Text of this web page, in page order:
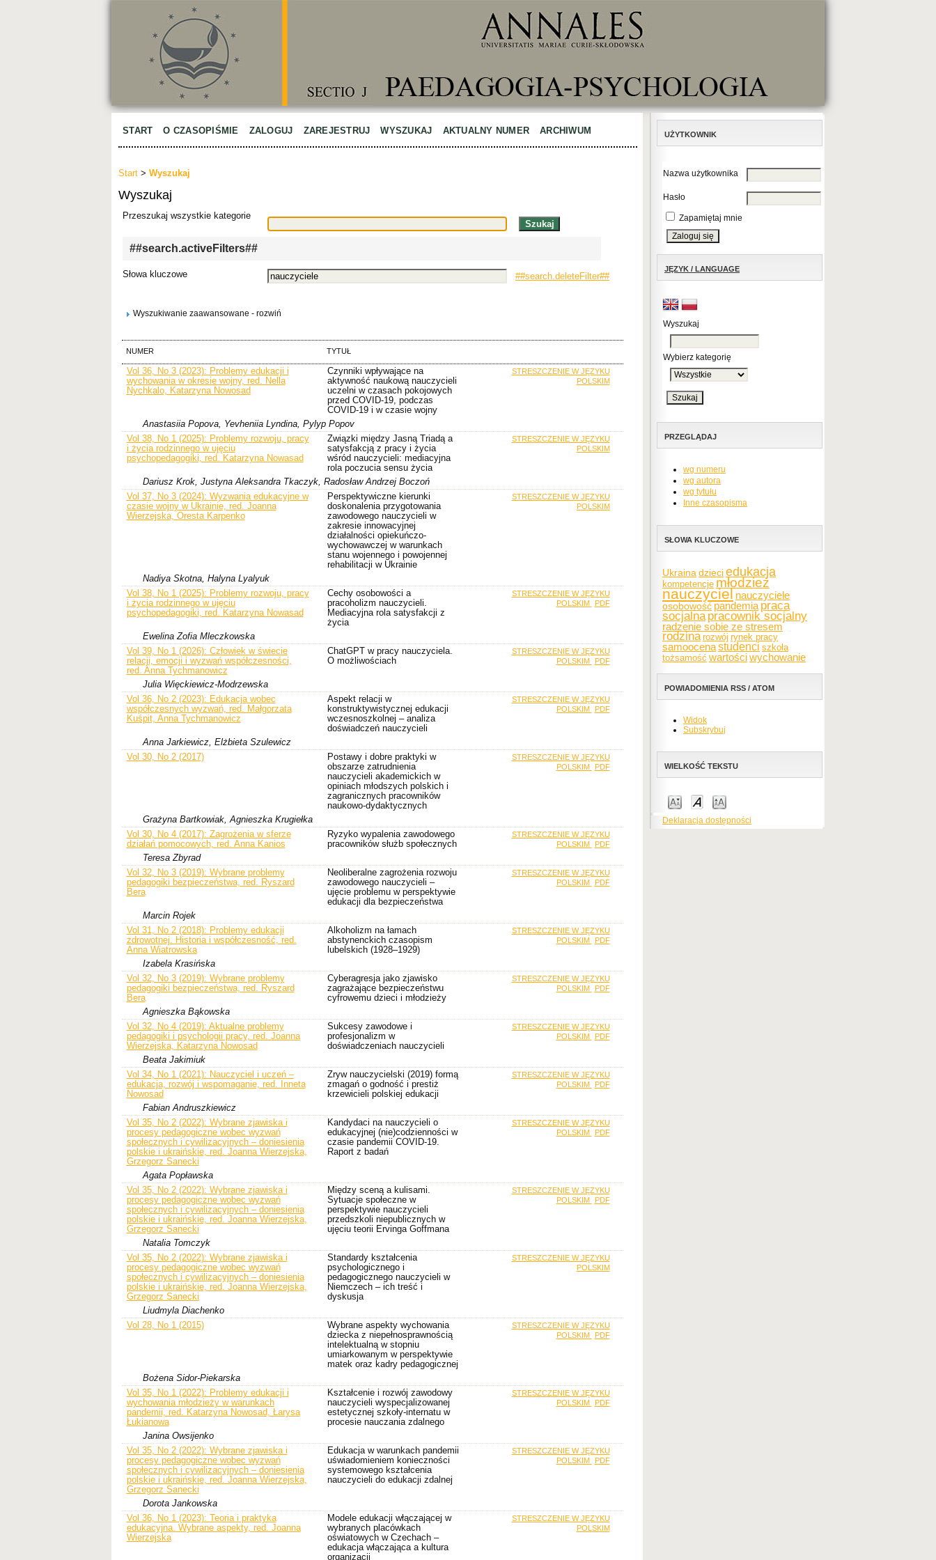
UŻYTKOWNIK
Nazwa użytkownika
Hasło
Zapamiętaj mnie
JĘZYK / LANGUAGE
Wyszukaj
Wybierz kategorię
PRZEGLĄDAJ
wg numeru
wg autora
wg tytułu
Inne czasopisma
SŁOWA KLUCZOWE
Ukraina dzieci edukacja
kompetencje młodzież
nauczyciel nauczyciele
osobowość pandemia praca
socjalna pracownik socjalny
radzenie sobie ze stresem
rodzina rozwój rynek pracy
samoocenastudenci szkoła
tożsamość wartościwychowanie
POWIADOMIENIA RSS / ATOM
Widok
Subskrybuj
WIELKOŚĆ TEKSTU
Deklaracja dostępności
START O CZASOPIŚMIE ZALOGUJ ZAREJESTRUJ WYSZUKAJ AKTUALNY NUMER ARCHIWUM
Start > Wyszukaj
Wyszukaj
Przeszukaj wszystkie kategorie
##search.activeFilters##
Słowa kluczowe ##search.deleteFilter##
Wyszukiwanie zaawansowane - rozwiń
NUMER TYTUŁ
Vol 36, No 3 (2023): Problemy edukacji i
wychowania w okresie wojny, red. Nella
Nychkalo, Katarzyna Nowosad
Czynniki wpływające na
aktywność naukową nauczycieli
uczelni w czasach pokojowych
przed COVID-19, podczas
COVID-19 i w czasie wojny
STRESZCZENIE W JĘZYKU
POLSKIM
Anastasiia Popova, Yevheniia Lyndina, Pylyp Popov
Vol 38, No 1 (2025): Problemy rozwoju, pracy
i życia rodzinnego w ujęciu
psychopedagogiki, red. Katarzyna Nowasad
Związki między Jasną Triadą a
satysfakcją z pracy i życia
wśród nauczycieli: mediacyjna
rola poczucia sensu życia
STRESZCZENIE W JĘZYKU
POLSKIM
Dariusz Krok, Justyna Aleksandra Tkaczyk, Radosław Andrzej Boczoń
Vol 37, No 3 (2024): Wyzwania edukacyjne w
czasie wojny w Ukrainie, red. Joanna
Wierzejska, Oresta Karpenko
Perspektywiczne kierunki
doskonalenia przygotowania
zawodowego nauczycieli w
zakresie innowacyjnej
działalności opiekuńczo-
wychowawczej w warunkach
stanu wojennego i powojennej
rehabilitacji w Ukrainie
STRESZCZENIE W JĘZYKU
POLSKIM
Nadiya Skotna, Halyna Lyalyuk
Vol 38, No 1 (2025): Problemy rozwoju, pracy
i życia rodzinnego w ujęciu
psychopedagogiki, red. Katarzyna Nowasad
Cechy osobowości a
pracoholizm nauczycieli.
Mediacyjna rola satysfakcji z
życia
STRESZCZENIE W JĘZYKU
POLSKIM
PDF
Ewelina Zofia Mleczkowska
Vol 39, No 1 (2026): Człowiek w świecie
relacji, emocji i wyzwań współczesności,
red. Anna Tychmanowicz
ChatGPT w pracy nauczyciela.
O możliwościach
STRESZCZENIE W JĘZYKU
POLSKIM
PDF
Julia Więckiewicz-Modrzewska
Vol 36, No 2 (2023): Edukacja wobec
współczesnych wyzwań, red. Małgorzata
Kuśpit, Anna Tychmanowicz
Aspekt relacji w
konstruktywistycznej edukacji
wczesnoszkolnej – analiza
doświadczeń nauczycieli
STRESZCZENIE W JĘZYKU
POLSKIM
PDF
Anna Jarkiewicz, Elżbieta Szulewicz
Vol 30, No 2 (2017)
Postawy i dobre praktyki w
obszarze zatrudnienia
nauczycieli akademickich w
opiniach młodszych polskich i
zagranicznych pracowników
naukowo-dydaktycznych
STRESZCZENIE W JĘZYKU
POLSKIM
PDF
Grażyna Bartkowiak, Agnieszka Krugiełka
Vol 30, No 4 (2017): Zagrożenia w sferze
działań pomocowych, red. Anna Kanios
Ryzyko wypalenia zawodowego
pracowników służb społecznych
STRESZCZENIE W JĘZYKU
POLSKIM
PDF
Teresa Zbyrad
Vol 32, No 3 (2019): Wybrane problemy
pedagogiki bezpieczeństwa, red. Ryszard
Bera
Neoliberalne zagrożenia rozwoju
zawodowego nauczycieli –
ujęcie problemu w perspektywie
edukacji dla bezpieczeństwa
STRESZCZENIE W JĘZYKU
POLSKIM
PDF
Marcin Rojek
Vol 31, No 2 (2018): Problemy edukacji
zdrowotnej. Historia i współczesność, red.
Anna Wiatrowska
Alkoholizm na łamach
abstynenckich czasopism
lubelskich (1928–1929)
STRESZCZENIE W JĘZYKU
POLSKIM
PDF
Izabela Krasińska
Vol 32, No 3 (2019): Wybrane problemy
pedagogiki bezpieczeństwa, red. Ryszard
Bera
Cyberagresja jako zjawisko
zagrażające bezpieczeństwu
cyfrowemu dzieci i młodzieży
STRESZCZENIE W JĘZYKU
POLSKIM
PDF
Agnieszka Bąkowska
Vol 32, No 4 (2019): Aktualne problemy
pedagogiki i psychologii pracy, red. Joanna
Wierzejska, Katarzyna Nowosad
Sukcesy zawodowe i
profesjonalizm w
doświadczeniach nauczycieli
STRESZCZENIE W JĘZYKU
POLSKIM
PDF
Beata Jakimiuk
Vol 34, No 1 (2021): Nauczyciel i uczeń –
edukacja, rozwój i wspomaganie, red. Inneta
Nowosad
Zryw nauczycielski (2019) formą
zmagań o godność i prestiż
krzewicieli polskiej edukacji
STRESZCZENIE W JĘZYKU
POLSKIM
PDF
Fabian Andruszkiewicz
Vol 35, No 2 (2022): Wybrane zjawiska i
procesy pedagogiczne wobec wyzwań
społecznych i cywilizacyjnych – doniesienia
polskie i ukraińskie, red. Joanna Wierzejska,
Grzegorz Sanecki
Kandydaci na nauczycieli o
edukacyjnej (nie)codzienności w
czasie pandemii COVID-19.
Raport z badań
STRESZCZENIE W JĘZYKU
POLSKIM
PDF
Agata Popławska
Vol 35, No 2 (2022): Wybrane zjawiska i
procesy pedagogiczne wobec wyzwań
społecznych i cywilizacyjnych – doniesienia
polskie i ukraińskie, red. Joanna Wierzejska,
Grzegorz Sanecki
Między sceną a kulisami.
Sytuacje społeczne w
perspektywie nauczycieli
przedszkoli niepublicznych w
ujęciu teorii Ervinga Goffmana
STRESZCZENIE W JĘZYKU
POLSKIM
PDF
Natalia Tomczyk
Vol 35, No 2 (2022): Wybrane zjawiska i
procesy pedagogiczne wobec wyzwań
społecznych i cywilizacyjnych – doniesienia
polskie i ukraińskie, red. Joanna Wierzejska,
Grzegorz Sanecki
Standardy kształcenia
psychologicznego i
pedagogicznego nauczycieli w
Niemczech – ich treść i
dyskusja
STRESZCZENIE W JĘZYKU
POLSKIM
Liudmyla Diachenko
Vol 28, No 1 (2015)
Wybrane aspekty wychowania
dziecka z niepełnosprawnością
intelektualną w stopniu
umiarkowanym w perspektywie
matek oraz kadry pedagogicznej
STRESZCZENIE W JĘZYKU
POLSKIM
PDF
Bożena Sidor-Piekarska
Vol 35, No 1 (2022): Problemy edukacji i
wychowania młodzieży w warunkach
pandemii, red. Katarzyna Nowosad, Łarysa
Łukianowa
Kształcenie i rozwój zawodowy
nauczycieli wyspecjalizowanej
estetycznej szkoły-internatu w
procesie nauczania zdalnego
STRESZCZENIE W JĘZYKU
POLSKIM
PDF
Janina Owsijenko
Vol 35, No 2 (2022): Wybrane zjawiska i
procesy pedagogiczne wobec wyzwań
społecznych i cywilizacyjnych – doniesienia
polskie i ukraińskie, red. Joanna Wierzejska,
Grzegorz Sanecki
Edukacja w warunkach pandemii
uświadomieniem konieczności
systemowego kształcenia
nauczycieli do edukacji zdalnej
STRESZCZENIE W JĘZYKU
POLSKIM
PDF
Dorota Jankowska
Vol 36, No 1 (2023): Teoria i praktyka
edukacyjna. Wybrane aspekty, red. Joanna
Wierzejska
Modele edukacji włączającej w
wybranych placówkach
oświatowych w Czechach –
edukacja włączająca a kultura
organizacji
STRESZCZENIE W JĘZYKU
POLSKIM